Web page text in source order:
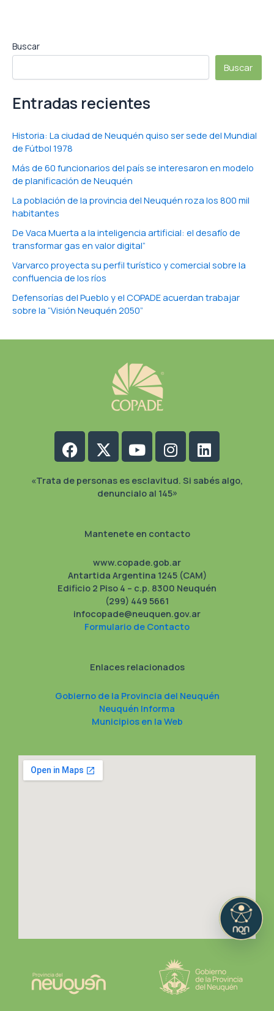
Buscar
Buscar
Entradas recientes
Historia: La ciudad de Neuquén quiso ser sede del Mundial
de Fútbol 1978
Más de 60 funcionarios del país se interesaron en modelo
de planificación de Neuquén
La población de la provincia del Neuquén roza los 800 mil
habitantes
De Vaca Muerta a la inteligencia artificial: el desafío de
transformar gas en valor digital”
Varvarco proyecta su perfil turístico y comercial sobre la
confluencia de los ríos
Defensorías del Pueblo y el COPADE acuerdan trabajar
sobre la “Visión Neuquén 2050”
Facebook
X-
twitter
YoutubeInstagram
Linkedin
«Trata de personas es esclavitud. Si sabés algo,
denuncialo al 145»
Mantenete en contacto
www.copade.gob.ar
Antartida Argentina 1245 (CAM)
Edificio 2 Piso 4 – c.p. 8300 Neuquén
(299) 449 5661
infocopade@neuquen.gov.ar
Formulario de Contacto
Enlaces relacionados
Gobierno de la Provincia del Neuquén
Neuquén Informa
Municipios en la Web